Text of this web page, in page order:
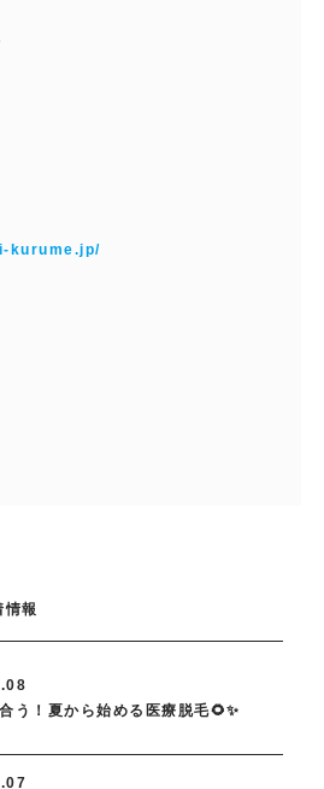
kurume.jp/
情報
う！夏から始める医療脱毛🌻✨